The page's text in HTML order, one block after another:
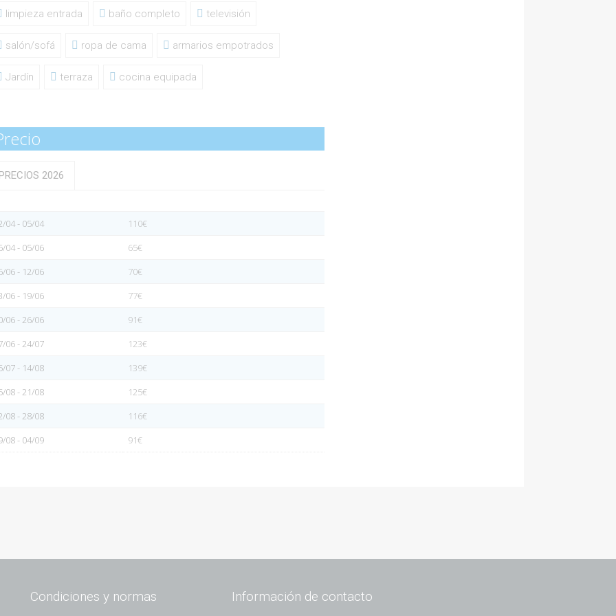
limpieza entrada baño completo televisión
salón/sofá ropa de cama armarios empotrados
Jardín terraza cocina equipada
PRECIOS 2026
04 - 05/04
110€
04 - 05/06
65€
06 - 12/06
70€
06 - 19/06
77€
06 - 26/06
91€
06 - 24/07
123€
07 - 14/08
139€
08 - 21/08
125€
08 - 28/08
116€
08 - 04/09
91€
Condiciones y normas Información de contacto